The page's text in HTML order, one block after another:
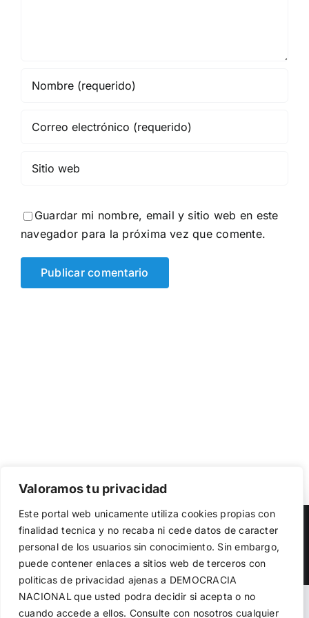
Valoramos tu privacidad
Este portal web unicamente utiliza cookies propias con
finalidad tecnica y no recaba ni cede datos de caracter
personal de los usuarios sin conocimiento. Sin embargo,
puede contener enlaces a sitios web de terceros con
politicas de privacidad ajenas a DEMOCRACIA
NACIONAL que usted podra decidir si acepta o no
cuando accede a ellos. Consulte con nosotros cualquier
Guardar mi nombre, email y sitio web en este
navegador para la próxima vez que comente.
Copyright 2023 | Democracia Nacional | All Rights Reserved
Facebook
TwitterInstagram
Warning: Undefined variable $visibility_homepage in
el funcionamiento de la web, medir su uso y mejorar
nuestros servicios. Puede aceptar todas las cookies,
rechazar las no necesarias o configurar sus preferencias.
Política de cookies
Aceptar todo